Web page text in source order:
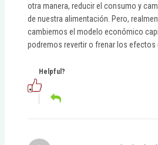
otra manera, reducir el consumo y
de nuestra alimentación. Pero,
cambiemos el modelo económico
podremos revertir o frenar los efectos
Helpful?